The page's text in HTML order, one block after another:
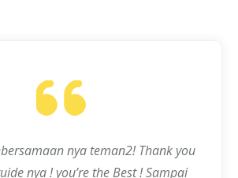
nya teman2! Thank you
nya ! you’re the Best ! Sampai